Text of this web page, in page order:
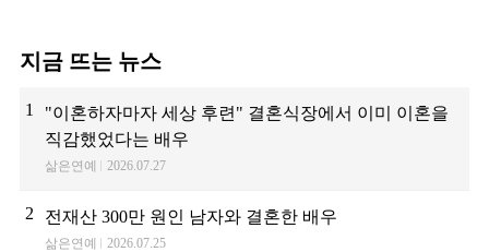
지금 뜨는 뉴스
1
"이혼하자마자 세상 후련" 결혼식장에서 이미 이혼을
직감했었다는 배우
삶은연예 2026.07.27
2 전재산 300만 원인 남자와 결혼한 배우
삶은연예 2026.07.25